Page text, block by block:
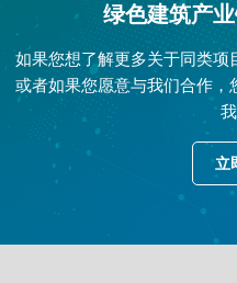
绿色建筑产
如果您想了解更多关于同类项
或者如果您愿意与我们合作
立